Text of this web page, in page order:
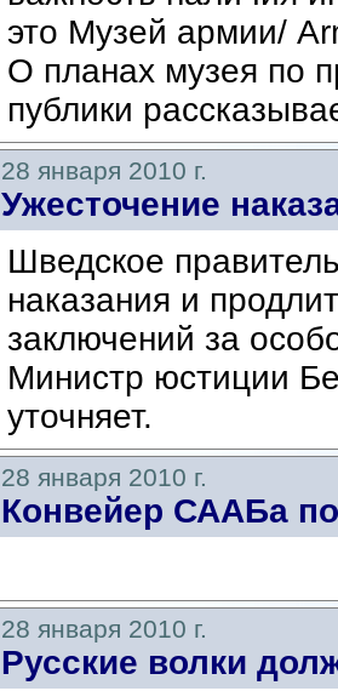
это Музей армии/
О планах музея по
публики
28 января 2010 г.
Ужесточение
Шведское
наказания и
заключений за
Министр юстиции
уточняет.
28 января 2010 г.
Конвейер СААБа
28 января 2010 г.
Русские волки